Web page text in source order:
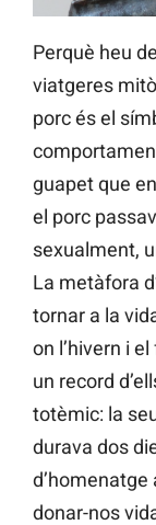
Perquè heu
viatgeres
porc és el
guapet que
el porc
sexualment,
La metàfora
tornar a la
on l’hivern i
un record
totèmic: la
durava dos
d’homenatge
donar-nos